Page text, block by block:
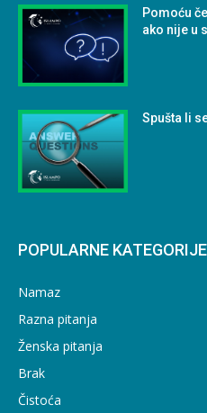
Pomoću
ako nije u
Spušta li
POPULARNE KATEGORIJE
Namaz
Razna pitanja
Ženska pitanja
Brak
Čistoća